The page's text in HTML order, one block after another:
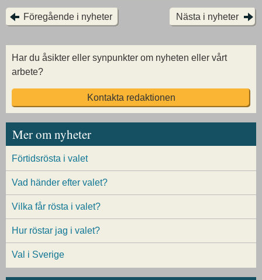
Föregående i nyheter Nästa i nyheter
Har du åsikter eller synpunkter om nyheten eller vårt
arbete?
Kontakta redaktionen
Mer om nyheter
Förtidsrösta i valet
Vad händer efter valet?
Vilka får rösta i valet?
Hur röstar jag i valet?
Val i Sverige